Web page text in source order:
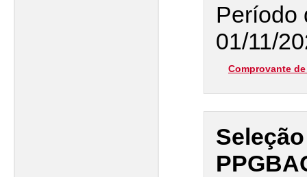
Período
01/11/
Comprovante